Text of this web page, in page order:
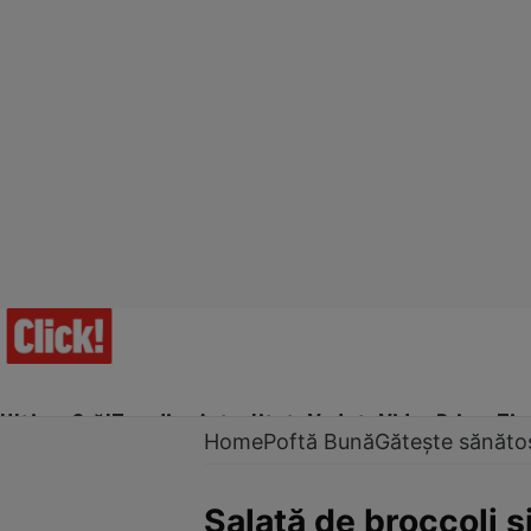
Ultima Oră!Trending Actualitate Vedete Video Prime Time
HomePoftă BunăGătește
Salată de broccoli